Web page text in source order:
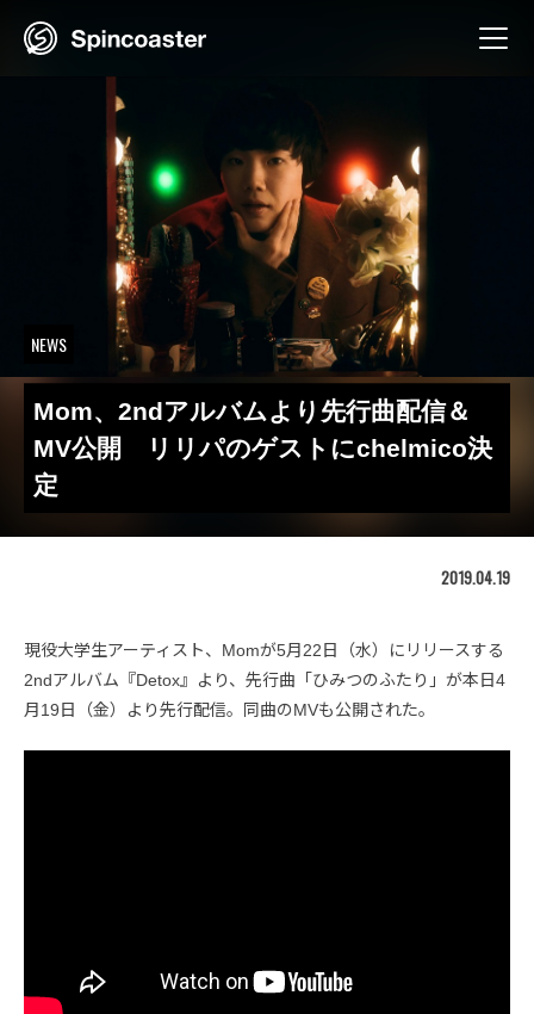
NEWS
Mom、2ndアルバムより先行曲配信＆
MV公開 リリパのゲストにchelmico決
定
2019.04.19
現役大学生アーティスト、Momが5月22日（水）にリリースする
2ndアルバム『Detox』より、先行曲「ひみつのふたり」が本日4
月19日（金）より先行配信。同曲のMVも公開された。